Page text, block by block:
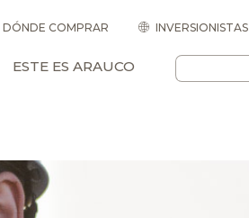
DÓNDE COMPRAR INVERSIONISTAS
ESTE ES ARAUCO